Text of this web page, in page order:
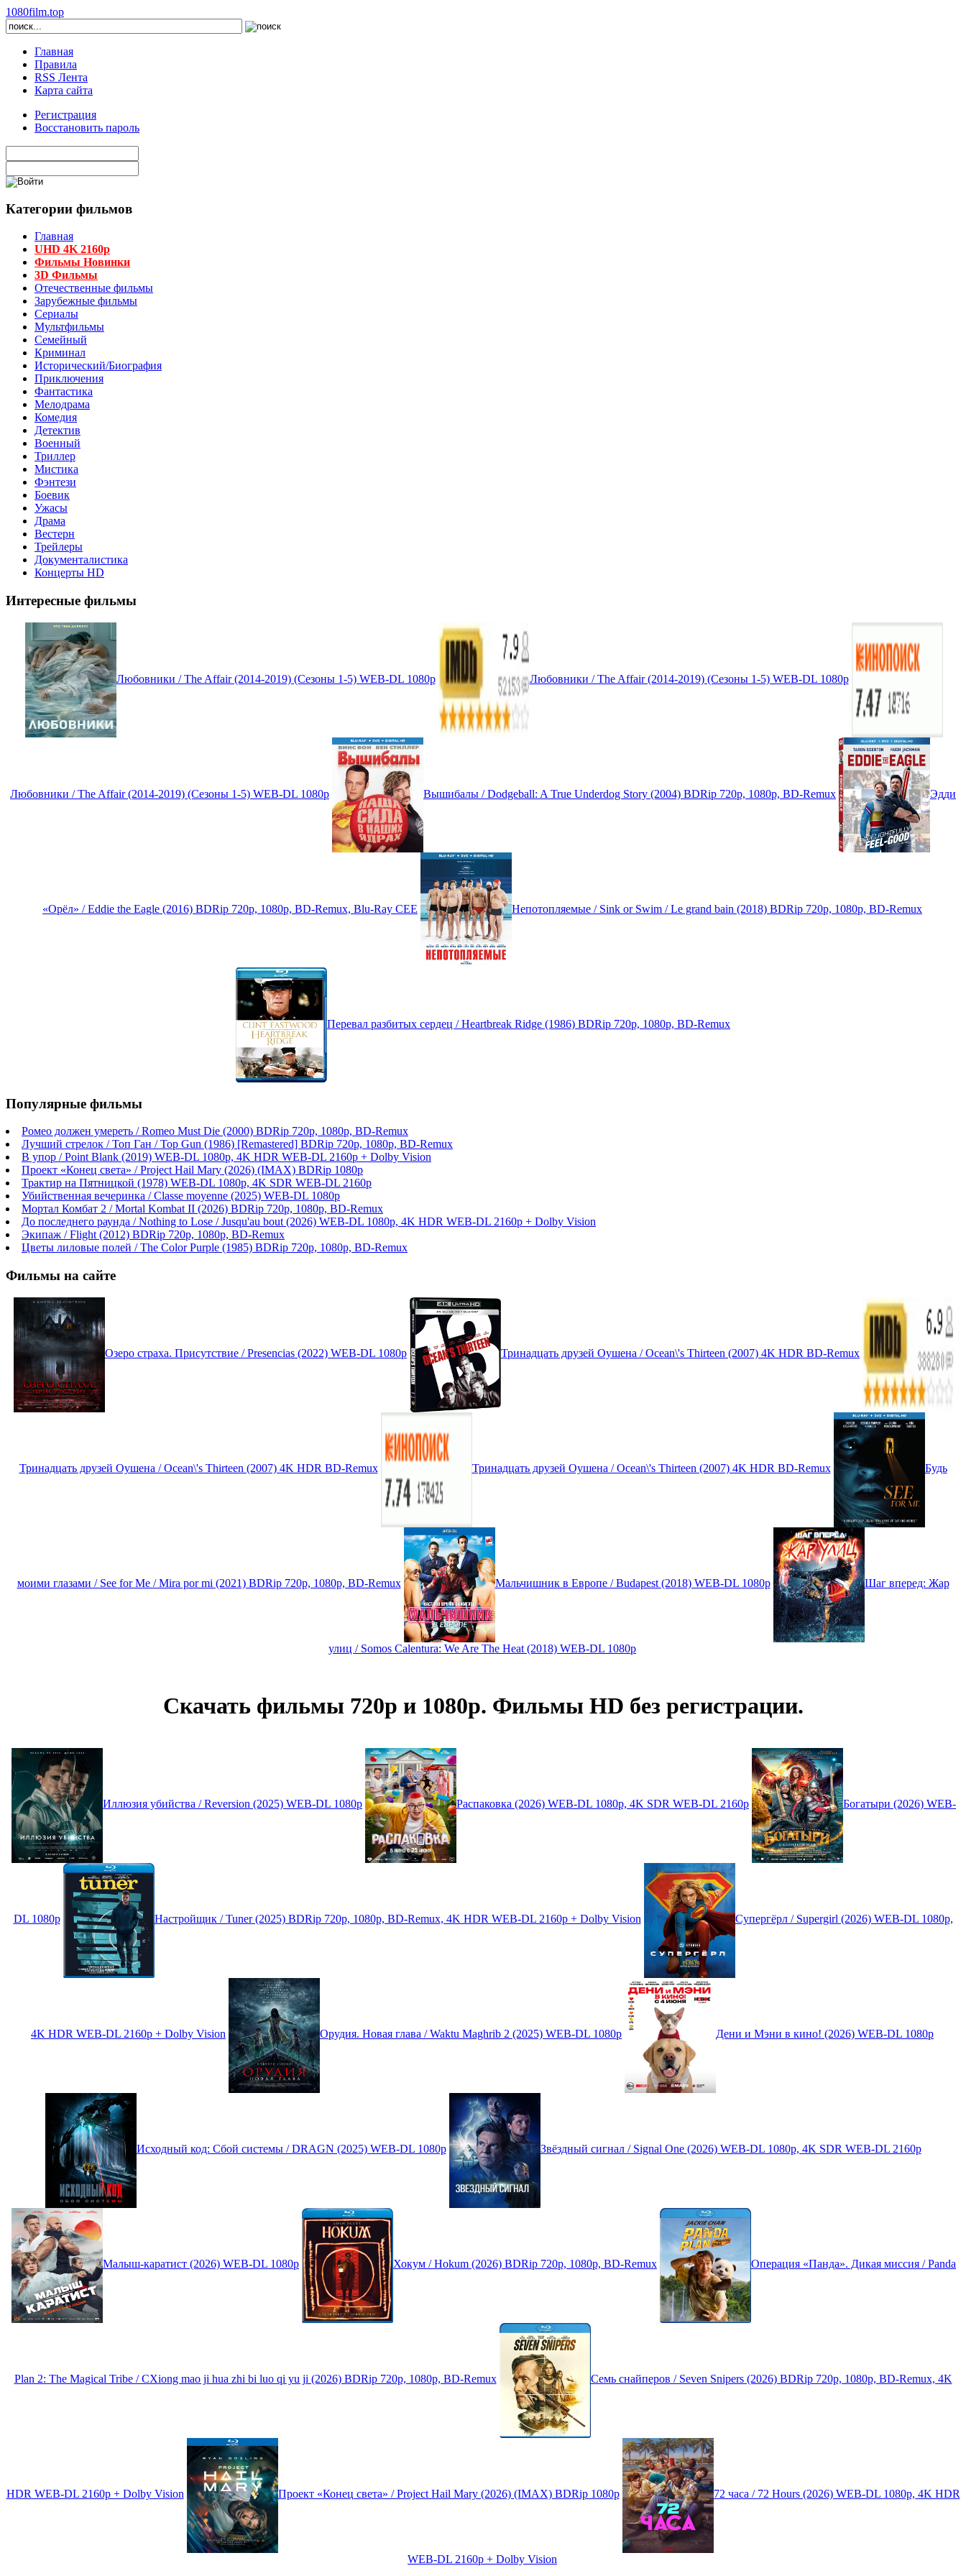
1080film.top
Главная
Правила
RSS Лента
Карта сайта
Регистрация
Восстановить пароль
Категории фильмов
Главная
UHD 4K 2160p
Фильмы Новинки
3D Фильмы
Отечественные фильмы
Зарубежные фильмы
Сериалы
Мультфильмы
Семейный
Криминал
Исторический/Биография
Приключения
Фантастика
Мелодрама
Комедия
Детектив
Военный
Триллер
Мистика
Фэнтези
Боевик
Ужасы
Драма
Вестерн
Трейлеры
Документалистика
Концерты HD
Интересные фильмы
Любовники / The Affair (2014-2019) (Сезоны 1-5) WEB-DL 1080p Любовники / The Affair (2014-2019) (Сезоны 1-5) WEB-DL 1080p
Любовники / The Affair (2014-2019) (Сезоны 1-5) WEB-DL 1080p Вышибалы / Dodgeball: A True Underdog Story (2004) BDRip 720p, 1080p, BD-Remux Эдди
«Орёл» / Eddie the Eagle (2016) BDRip 720p, 1080p, BD-Remux, Blu-Ray CEE Непотопляемые / Sink or Swim / Le grand bain (2018) BDRip 720p, 1080p, BD-Remux
Перевал разбитых сердец / Heartbreak Ridge (1986) BDRip 720p, 1080p, BD-Remux
Популярные фильмы
Ромео должен умереть / Romeo Must Die (2000) BDRip 720p, 1080p, BD-Remux
Лучший стрелок / Топ Ган / Top Gun (1986) [Remastered] BDRip 720p, 1080p, BD-Remux
В упор / Point Blank (2019) WEB-DL 1080p, 4K HDR WEB-DL 2160p + Dolby Vision
Проект «Конец света» / Project Hail Mary (2026) (IMAX) BDRip 1080p
Трактир на Пятницкой (1978) WEB-DL 1080p, 4K SDR WEB-DL 2160p
Убийственная вечеринка / Classe moyenne (2025) WEB-DL 1080p
Мортал Комбат 2 / Mortal Kombat II (2026) BDRip 720p, 1080p, BD-Remux
До последнего раунда / Nothing to Lose / Jusqu'au bout (2026) WEB-DL 1080p, 4K HDR WEB-DL 2160p + Dolby Vision
Экипаж / Flight (2012) BDRip 720p, 1080p, BD-Remux
Цветы лиловые полей / The Color Purple (1985) BDRip 720p, 1080p, BD-Remux
Фильмы на сайте
Озеро страха. Присутствие / Presencias (2022) WEB-DL 1080p Тринадцать друзей Оушена / Ocean\'s Thirteen (2007) 4K HDR BD-Remux
Тринадцать друзей Оушена / Ocean\'s Thirteen (2007) 4K HDR BD-Remux Тринадцать друзей Оушена / Ocean\'s Thirteen (2007) 4K HDR BD-Remux Будь
моими глазами / See for Me / Mira por mi (2021) BDRip 720p, 1080p, BD-Remux Мальчишник в Европе / Budapest (2018) WEB-DL 1080p Шаг вперед: Жар
улиц / Somos Calentura: We Are The Heat (2018) WEB-DL 1080p
Скачать фильмы 720p и 1080p. Фильмы HD без регистрации.
Иллюзия убийства / Reversion (2025) WEB-DL 1080p Распаковка (2026) WEB-DL 1080p, 4K SDR WEB-DL 2160p Богатыри (2026) WEB-
DL 1080p Настройщик / Tuner (2025) BDRip 720p, 1080p, BD-Remux, 4K HDR WEB-DL 2160p + Dolby Vision Супергёрл / Supergirl (2026) WEB-DL 1080p,
4K HDR WEB-DL 2160p + Dolby Vision Орудия. Новая глава / Waktu Maghrib 2 (2025) WEB-DL 1080p Дени и Мэни в кино! (2026) WEB-DL 1080p
Исходный код: Сбой системы / DRAGN (2025) WEB-DL 1080p Звёздный сигнал / Signal One (2026) WEB-DL 1080p, 4K SDR WEB-DL 2160p
Малыш-каратист (2026) WEB-DL 1080p Хокум / Hokum (2026) BDRip 720p, 1080p, BD-Remux Операция «Панда». Дикая миссия / Panda
Plan 2: The Magical Tribe / CXiong mao ji hua zhi bi luo qi yu ji (2026) BDRip 720p, 1080p, BD-Remux Семь снайперов / Seven Snipers (2026) BDRip 720p, 1080p, BD-Remux, 4K
HDR WEB-DL 2160p + Dolby Vision Проект «Конец света» / Project Hail Mary (2026) (IMAX) BDRip 1080p 72 часа / 72 Hours (2026) WEB-DL 1080p, 4K HDR
WEB-DL 2160p + Dolby Vision